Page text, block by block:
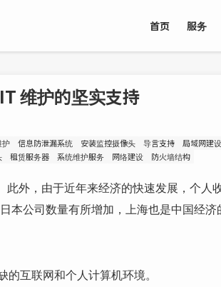
首页 服务
维护的坚实支持
护 信息防泄漏系统 安装监控摄像头 导言支持 局域网建设
租赁服务器 系统维护服务 网络建设 防火墙结构
外，由于近年来经济的快速发展，个人
本公司数量有所增加，上海也是中国经济
互联网和个人计算机环境。